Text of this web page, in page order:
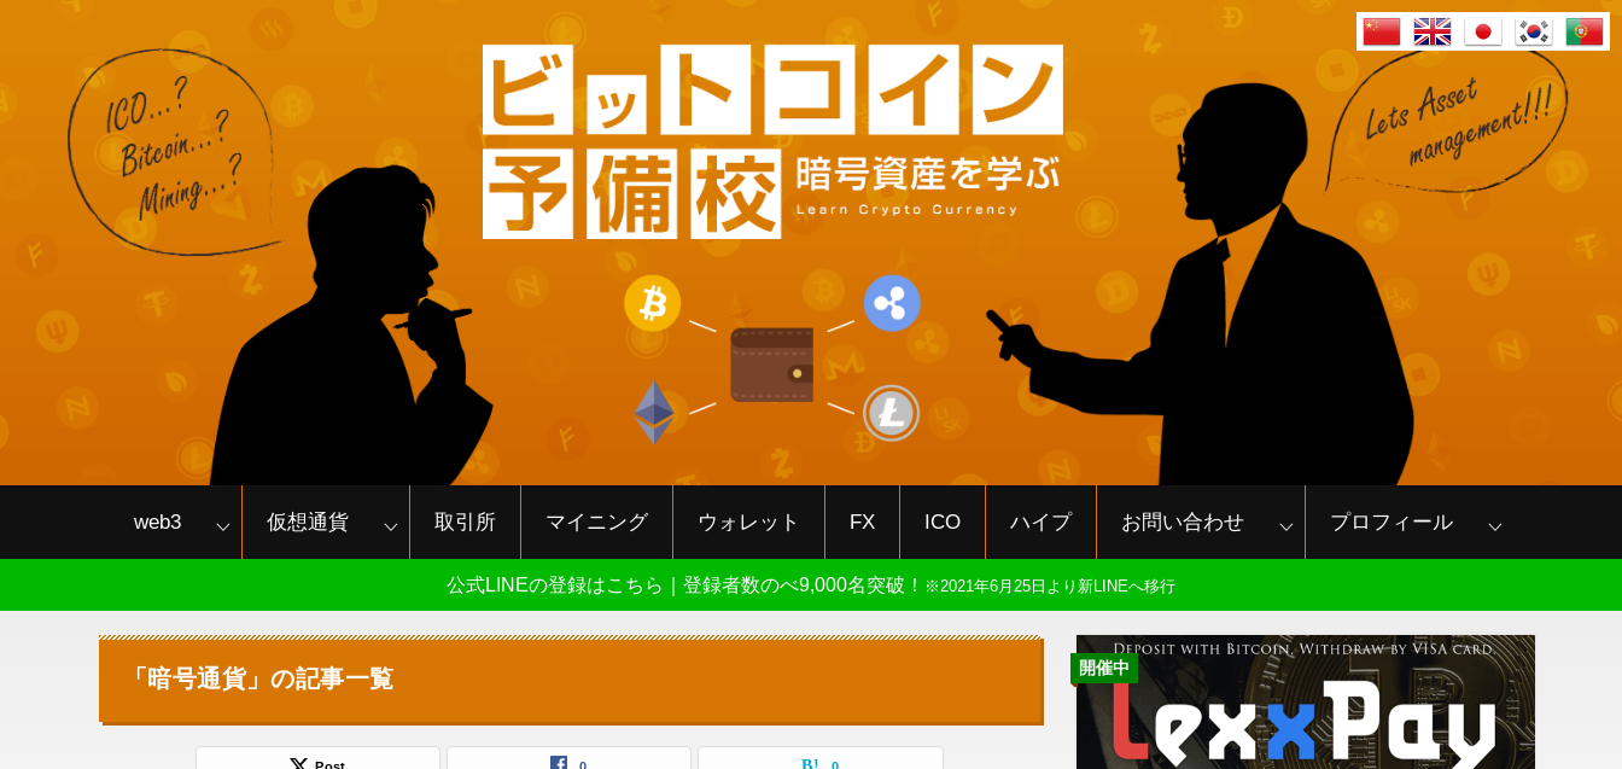
web3 仮想通貨 取引所 マイニング ウォレット FX ICO ハイプ お問い合わせ プロフィール
公式LINEの登録はこちら｜登録者数のべ9,000名突破！ ※2021年6月25日より新LINEへ移行
「暗号通貨」の記事一覧 開催中